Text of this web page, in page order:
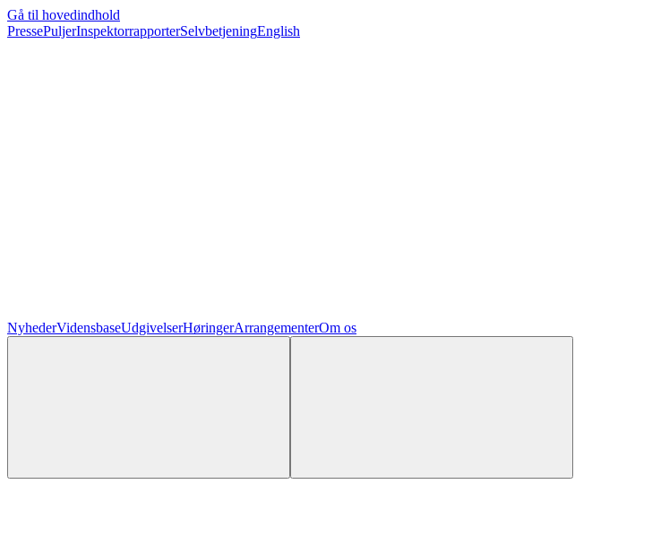
Gå til hovedindhold
PressePuljerInspektorrapporterSelvbetjeningEnglish
NyhederVidensbaseUdgivelserHøringerArrangementerOm os